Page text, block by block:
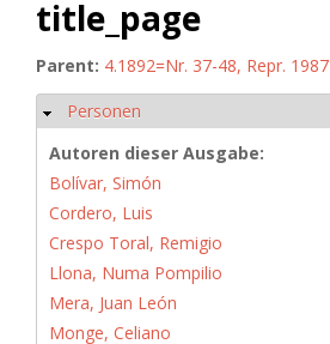
title_page
Parent: 4.1892=Nr. 37-48, Repr. 1987
Ausblenden
Personen
Autoren dieser Ausgabe:
Bolívar, Simón
Cordero, Luis
Crespo Toral, Remigio
Llona, Numa Pompilio
Mera, Juan León
Monge, Celiano